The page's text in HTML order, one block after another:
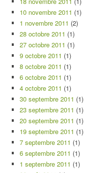
10 novembre 2011 (1)
1 novembre 2011 (2)
28 octobre 2011 (1)
27 octobre 2011 (1)
9 octobre 2011 (1)
8 octobre 2011 (1)
6 octobre 2011 (1)
4 octobre 2011 (1)
30 septembre 2011 (1)
23 septembre 2011 (1)
20 septembre 2011 (1)
19 septembre 2011 (1)
7 septembre 2011 (1)
6 septembre 2011 (1)
1 septembre 2011 (1)